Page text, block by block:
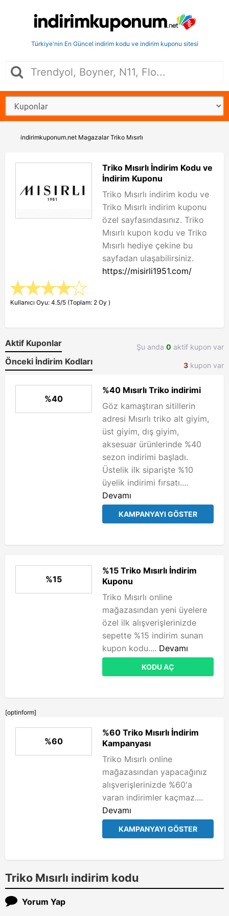
Türkiye'nin En Güncel indirim kodu ve indirim kuponu sitesi
indirimkuponum.net Magazalar Triko Mısırlı
Triko Mısırlı İndirim Kodu ve
İndirim Kuponu
Triko Mısırlı indirim kodu ve
Triko Mısırlı indirim kuponu
özel sayfasındasınız. Triko
Mısırlı kupon kodu ve Triko
Mısırlı hediye çekine bu
sayfadan ulaşabilirsiniz.
https://misirli1951.com/
Kullanıcı Oyu: 4.5/5 (Toplam: 2 Oy )
Aktif Kuponlar Şu anda 0 aktif kupon var
Önceki İndirim Kodları 3 kupon var
%40
%40 Mısırlı Triko indirimi
Göz kamaştıran sitillerin
adresi Mısırlı triko alt giyim,
üst giyim, dış giyim,
aksesuar ürünlerinde %40
sezon indirimi başladı.
Üstelik ilk siparişte %10
üyelik indirimi fırsatı....
Devamı
KAMPANYAYI GÖSTER
%15
%15 Triko Mısırlı İndirim
Kuponu
Triko Mısırlı online
mağazasından yeni üyelere
özel ilk alışverişlerinizde
sepette %15 indirim sunan
kupon kodu.... Devamı
KODU AÇ
[optinform]
%60
%60 Triko Mısırlı İndirim
Kampanyası
Triko Mısırlı online
mağazasından yapacağınız
alışverişlerinizde %60'a
varan indirimler kaçmaz....
Devamı
KAMPANYAYI GÖSTER
Triko Mısırlı indirim kodu
Yorum Yap